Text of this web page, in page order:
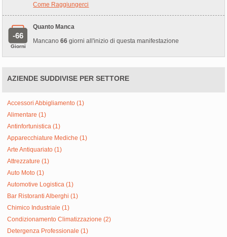
Come Raggiungerci
-66
Giorni
Quanto Manca
Mancano66 giorni all'inizio di questa manifestazione
AZIENDE SUDDIVISE PER SETTORE
Accessori Abbigliamento (1)
Alimentare (1)
Antinfortunistica (1)
Apparecchiature Mediche (1)
Arte Antiquariato (1)
Attrezzature (1)
Auto Moto (1)
Automotive Logistica (1)
Bar Ristoranti Alberghi (1)
Chimico Industriale (1)
Condizionamento Climatizzazione (2)
Detergenza Professionale (1)